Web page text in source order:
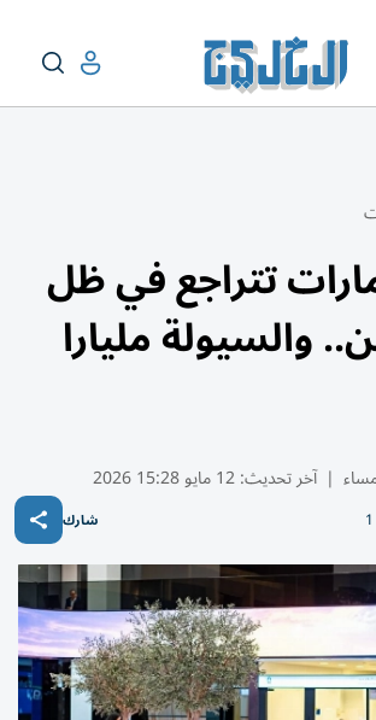
تتراجع في ظل
والسيولة مليارا
| آخر تحديث:12 مايو 15:28 2026
شارك